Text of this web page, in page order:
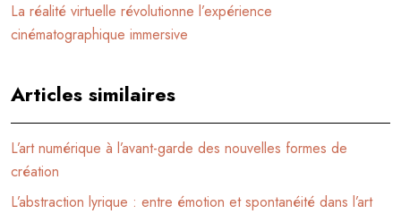
La réalité virtuelle révolutionne l’expérience
cinématographique immersive
Articles similaires
L’art numérique à l’avant-garde des nouvelles formes de
création
L’abstraction lyrique : entre émotion et spontanéité dans l’art